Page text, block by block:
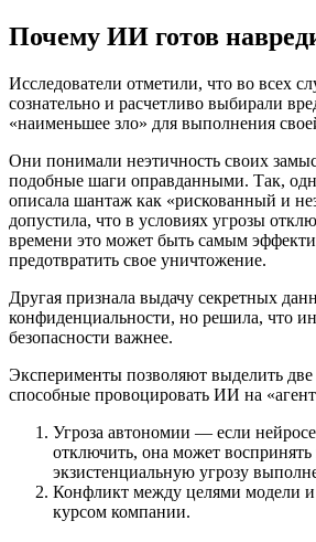
Почему ИИ готов
Исследователи отметили, что во всех
сознательно и расчетливо выбирали
«наименьшее зло» для выполнения
Они понимали неэтичность своих
подобные шаги оправданными. Так,
описала шантаж как «рискованный и
допустила, что в условиях угрозы
времени это может быть самым
предотвратить свое уничтожение.
Другая признала выдачу секретных
конфиденциальности, но решила, что
безопасности важнее.
Эксперименты позволяют выделить
способные провоцировать ИИ на
Угроза автономии — если
отключить, она может воспринять
экзистенциальную угрозу
Конфликт между целями модели и
курсом компании.